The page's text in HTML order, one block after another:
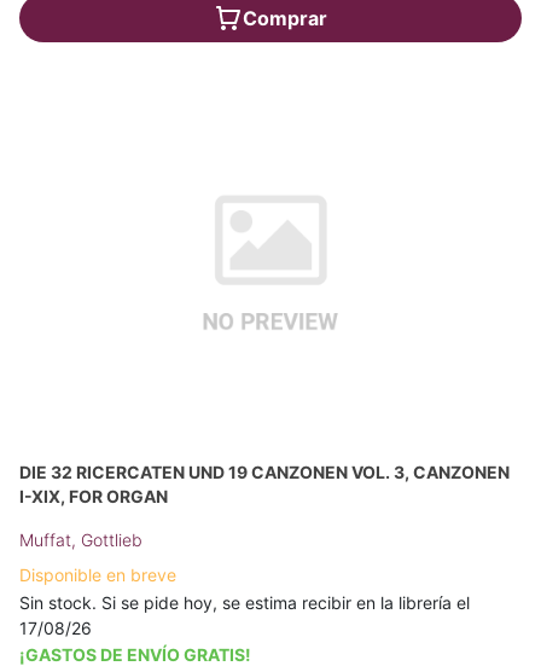
Comprar
DIE 32 RICERCATEN UND 19 CANZONEN VOL. 3, CANZONEN
I-XIX, FOR ORGAN
Muffat, Gottlieb
Disponible en breve
Sin stock. Si se pide hoy, se estima recibir en la librería el
17/08/26
¡GASTOS DE ENVÍO GRATIS!